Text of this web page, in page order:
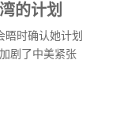
的计划
晤时确认她计划
剧了中美紧张